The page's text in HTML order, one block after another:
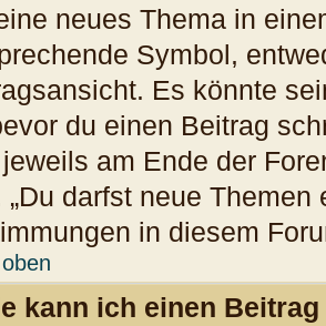
neues Thema in
Symbol,
Es könnte
du einen Beitrag
am Ende der
„Du darfst neue Themen
in diesem
kann ich einen